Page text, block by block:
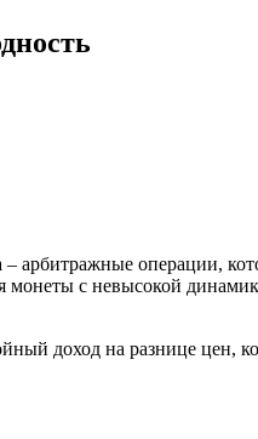
операции,
с невысокой
доход на разнице цен,